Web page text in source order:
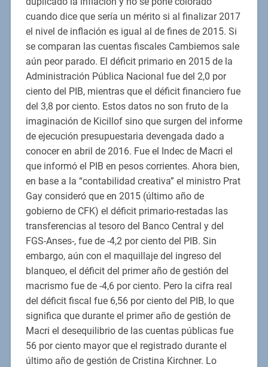
cuando dice que sería un mérito si al finalizar 2017
el nivel de inflación es igual al de fines de 2015. Si
se comparan las cuentas fiscales Cambiemos sale
aún peor parado. El déficit primario en 2015 de la
Administración Pública Nacional fue del 2,0 por
ciento del PIB, mientras que el déficit financiero fue
del 3,8 por ciento. Estos datos no son fruto de la
imaginación de Kicillof sino que surgen del informe
de ejecución presupuestaria devengada dado a
conocer en abril de 2016. Fue el Indec de Macri el
que informó el PIB en pesos corrientes. Ahora bien,
en base a la “contabilidad creativa” el ministro Prat
Gay consideró que en 2015 (último año de
gobierno de CFK) el déficit primario-restadas las
transferencias al tesoro del Banco Central y del
FGS-Anses-, fue de -4,2 por ciento del PIB. Sin
embargo, aún con el maquillaje del ingreso del
blanqueo, el déficit del primer año de gestión del
macrismo fue de -4,6 por ciento. Pero la cifra real
del déficit fiscal fue 6,56 por ciento del PIB, lo que
significa que durante el primer año de gestión de
Macri el desequilibrio de las cuentas públicas fue
56 por ciento mayor que el registrado durante el
último año de gestión de Cristina Kirchner. Lo